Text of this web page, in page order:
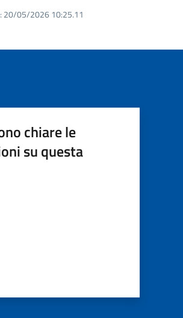
20/05/2026 10:25.11
chiare le
su questa